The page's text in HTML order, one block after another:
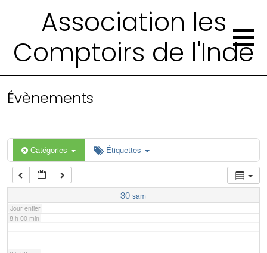
Association les
Comptoirs de l'Inde
Évènements
Catégories Étiquettes
30 sam
Jour entier
4 h 00 min
6 h 00 min
7 h 00 min
8 h 00 min